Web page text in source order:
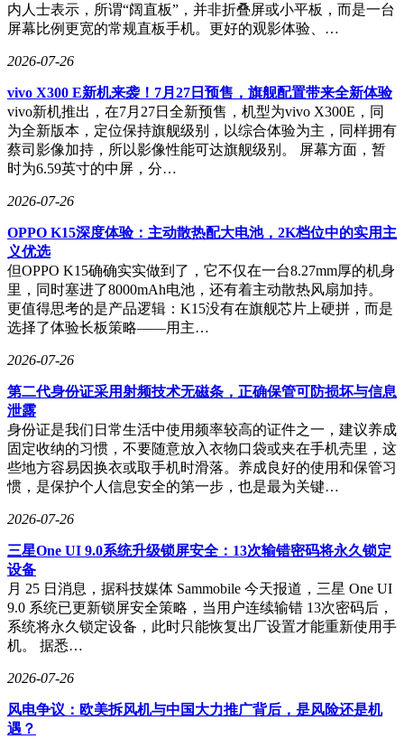
内人士表示，所谓“阔直板”，并非折叠屏或小平板，而是一台
屏幕比例更宽的常规直板手机。更好的观影体验、…
2026-07-26
vivo X300 E新机来袭！7月27日预售，旗舰配置带来全新体验
vivo新机推出，在7月27日全新预售，机型为vivo X300E，同
为全新版本，定位保持旗舰级别，以综合体验为主，同样拥有
蔡司影像加持，所以影像性能可达旗舰级别。 屏幕方面，暂
时为6.59英寸的中屏，分…
2026-07-26
OPPO K15深度体验：主动散热配大电池，2K档位中的实用主
义优选
但OPPO K15确确实实做到了，它不仅在一台8.27mm厚的机身
里，同时塞进了8000mAh电池，还有着主动散热风扇加持。
更值得思考的是产品逻辑：K15没有在旗舰芯片上硬拼，而是
选择了体验长板策略——用主…
2026-07-26
第二代身份证采用射频技术无磁条，正确保管可防损坏与信息
泄露
身份证是我们日常生活中使用频率较高的证件之一，建议养成
固定收纳的习惯，不要随意放入衣物口袋或夹在手机壳里，这
些地方容易因换衣或取手机时滑落。养成良好的使用和保管习
惯，是保护个人信息安全的第一步，也是最为关键…
2026-07-26
三星One UI 9.0系统升级锁屏安全：13次输错密码将永久锁定
设备
月 25 日消息，据科技媒体 Sammobile 今天报道，三星 One UI
9.0 系统已更新锁屏安全策略，当用户连续输错 13次密码后，
系统将永久锁定设备，此时只能恢复出厂设置才能重新使用手
机。 据悉…
2026-07-26
风电争议：欧美拆风机与中国大力推广背后，是风险还是机
遇？